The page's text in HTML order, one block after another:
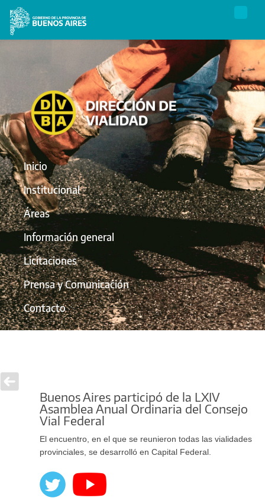
Inicio
Institucional
Áreas
Información general
Licitaciones
Prensa y Comunicación
Contacto
Buenos Aires participó de la LXIV
Asamblea Anual Ordinaria del Consejo
Vial Federal
El encuentro, en el que se reunieron todas las vialidades
provinciales, se desarrolló en Capital Federal.